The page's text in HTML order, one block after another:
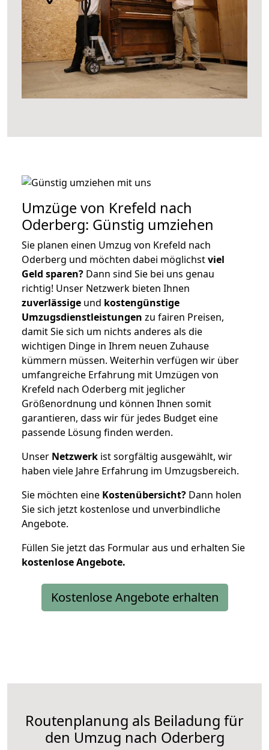
Umzüge von Krefeld nach
Oderberg: Günstig umziehen
Sie planen einen Umzug von Krefeld nach
Oderberg und möchten dabei möglichstviel
Geld sparen? Dann sind Sie bei uns genau
richtig! Unser Netzwerk bieten Ihnen
zuverlässige und kostengünstige
Umzugsdienstleistungen zu fairen Preisen,
damit Sie sich um nichts anderes als die
wichtigen Dinge in Ihrem neuen Zuhause
kümmern müssen. Weiterhin verfügen wir über
umfangreiche Erfahrung mit Umzügen von
Krefeld nach Oderberg mit jeglicher
Größenordnung und können Ihnen somit
garantieren, dass wir für jedes Budget eine
passende Lösung finden werden.
Unser Netzwerk ist sorgfältig ausgewählt, wir
haben viele Jahre Erfahrung im Umzugsbereich.
Sie möchten eine Kostenübersicht? Dann holen
Sie sich jetzt kostenlose und unverbindliche
Angebote.
Füllen Sie jetzt das Formular aus und erhalten Sie
kostenloseAngebote.
Kostenlose Angebote erhalten
Routenplanung als Beiladung für
den Umzug nach Oderberg